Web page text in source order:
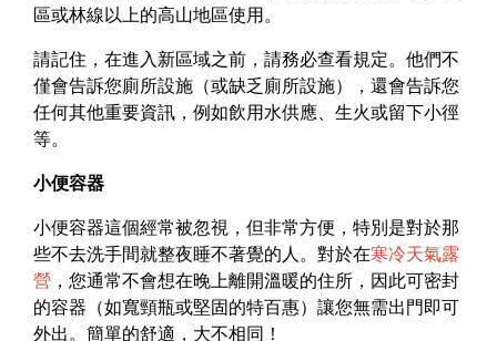
區或林線以上的高山地區使用。
請記住，在進入新區域之前，請務必查看規定。他們不
僅會告訴您廁所設施（或缺乏廁所設施），還會告訴您
任何其他重要資訊，例如飲用水供應、生火或留下小徑
等。
小便容器
小便容器這個經常被忽視，但非常方便，特別是對於那
些不去洗手間就整夜睡不著覺的人。對於在寒冷天氣露
營 ，您通常不會想在晚上離開溫暖的住所，因此可密封
的容器（如寬頸瓶或堅固的特百惠）讓您無需出門即可
外出。簡單的舒適，大不相同！